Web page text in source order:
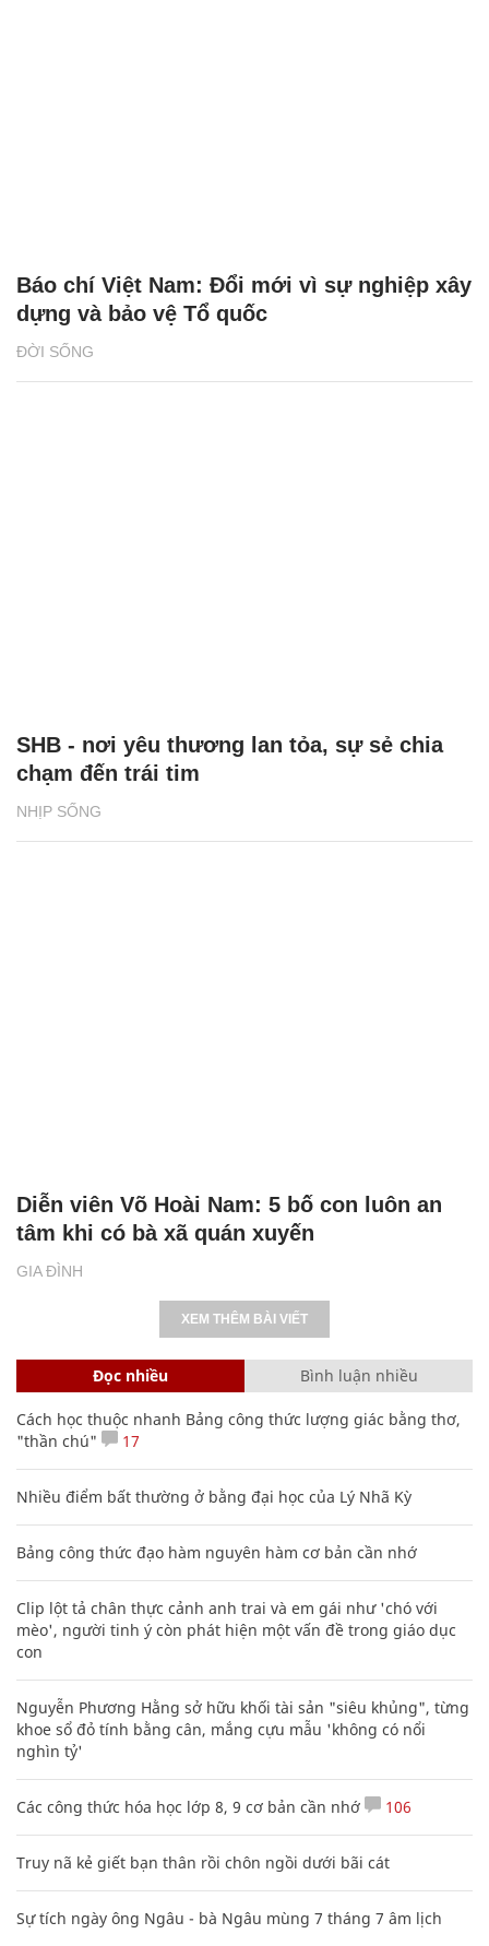
ĐỜI SỐNG
Báo chí Việt Nam: Đổi mới vì sự nghiệp xây
dựng và bảo vệ Tổ quốc
NHỊP SỐNG
SHB - nơi yêu thương lan tỏa, sự sẻ chia
chạm đến trái tim
GIA ĐÌNH
Diễn viên Võ Hoài Nam: 5 bố con luôn an
tâm khi có bà xã quán xuyến
XEM THÊM BÀI VIẾT
Đọc nhiều Bình luận nhiều
Cách học thuộc nhanh Bảng công thức lượng giác bằng thơ,
"thần chú"
17
Nhiều điểm bất thường ở bằng đại học của Lý Nhã Kỳ
Bảng công thức đạo hàm nguyên hàm cơ bản cần nhớ
Clip lột tả chân thực cảnh anh trai và em gái như 'chó với
mèo', người tinh ý còn phát hiện một vấn đề trong giáo dục
con
Nguyễn Phương Hằng sở hữu khối tài sản "siêu khủng", từng
khoe sổ đỏ tính bằng cân, mắng cựu mẫu 'không có nổi
nghìn tỷ'
Các công thức hóa học lớp 8, 9 cơ bản cần nhớ 106
Truy nã kẻ giết bạn thân rồi chôn ngồi dưới bãi cát
Sự tích ngày ông Ngâu - bà Ngâu mùng 7 tháng 7 âm lịch